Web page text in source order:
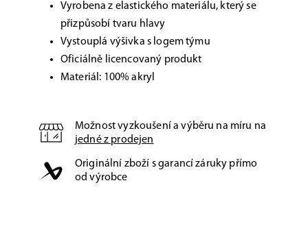
Vyrobena z elastického materiálu, který se
přizpůsobí tvaru hlavy
Vystouplá výšivka s logem týmu
Oficiálně licencovaný produkt
Materiál: 100% akryl
Možnost vyzkoušení a výběru na míru na
jedné z prodejen
Originální zboží s garancí záruky přímo
od výrobce